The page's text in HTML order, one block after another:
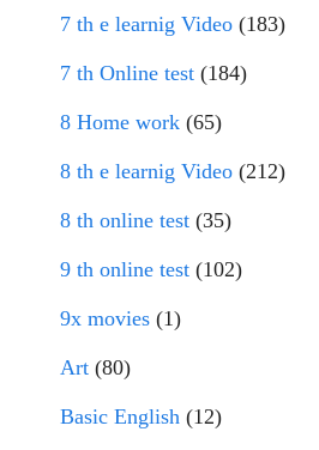
7 th e learnig Video (183)
7 th Online test (184)
8 Home work (65)
8 th e learnig Video (212)
8 th online test (35)
9 th online test (102)
9x movies (1)
Art (80)
Basic English (12)